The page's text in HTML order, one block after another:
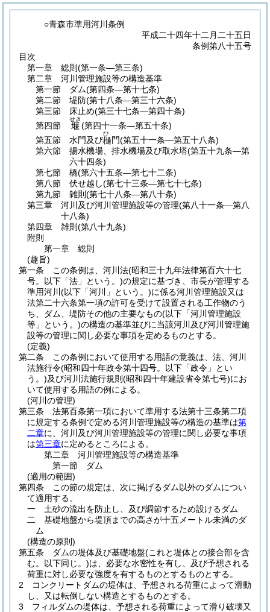
○青森市準用河川条例
平成二十四年十二月二十五日
条例第八十五号
目次
第一章
総則 (第一条―第三条)
第二章
河川管理施設等の構造基準
第一節
ダム(第四条―第十七条)
第二節
堤防(第十八条―第三十六条)
第三節
床止め(第三十七条―第四十条)
第四節
堰
せき
(第四十一条―第五十条)
第五節
水門及び樋
ひ
門(第五十一条―第五十八条)
第六節
揚水機場、排水機場及び取水塔(第五十九条―第
六十四条)
第七節
橋(第六十五条―第七十二条)
第八節
伏せ越し(第七十三条―第七十七条)
第九節
雑則 (第七十八条―第八十条)
第三章
河川及び河川管理施設等の管理(第八十一条―第八
十八条)
第四章
雑則 (第八十九条)
附則
第一章
総則
(趣旨)
第一条
この条例は、河川法(昭和三十九年法律第百六十七
号。以下「法」という。)の規定に基づき、市長が管理する
準用河川 (以下「河川」という。)に係る河川管理施設又は
法第二十六条第一項の許可を受けて設置される工作物のう
ち、ダム、堤防その他の主要なもの(以下「河川管理施設
等」という。)の構造の基準並びに当該河川及び河川管理施
設等の管理に関し必要な事項を定めるものとする。
(定義)
第二条
この条例において使用する用語の意義は、法、河川
法施行令(昭和四十年政令第十四号。以下「政令」とい
う。)及び河川法施行規則 (昭和四十年建設省令第七号)にお
いて使用する用語の例による。
(河川の管理)
第三条
法第百条第一項において準用する法第十三条第二項
に規定する条例で定める河川管理施設等の構造の基準は第
二章に、河川及び河川管理施設等の管理に関し必要な事項
は第三章に定めるところによる。
第二章
河川管理施設等の構造基準
第一節
ダム
(適用の範囲)
第四条
この節の規定は、次に掲げるダム以外のダムについ
て適用する。
一
土砂の流出を防止し、及び調節するため設けるダム
二
基礎地盤から堤頂までの高さが十五メートル未満のダ
ム
(構造の原則)
第五条
ダムの堤体及び基礎地盤(これと堤体との接合部を含
む。以下同じ。)は、必要な水密性を有し、及び予想される
荷重に対し必要な強度を有するものとするものとする。
2
コンクリートダムの堤体は、予想される荷重によって滑動
し、又は転倒しない構造とするものとする。
3
フィルダムの堤体は、予想される荷重によって滑り破壊又